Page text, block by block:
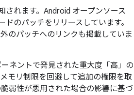
されます。Android オープンソース
のパッチをリリースしています。
のパッチへのリンクも掲載していま
ネントで発見された重大度「高」の
モリ制限を回避して追加の権限を取
弱性が悪用された場合の影響に基づ